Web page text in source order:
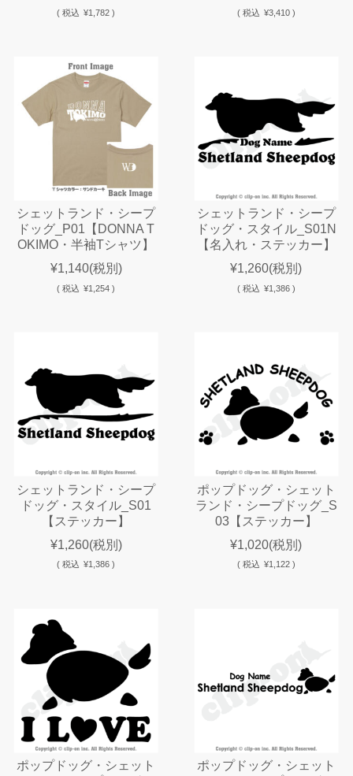
(税込 ¥1,782 ) ( 税込 ¥3,410 )
シェットランド・シープ
ドッグ_P01【DONNA T
OKIMO・半袖Tシャツ】
¥1,140(税別)
(税込 ¥1,254 )
シェットランド・シープ
ドッグ・スタイル_S01N
【名入れ・ステッカー】
¥1,260(税別)
( 税込 ¥1,386 )
シェットランド・シープ
ドッグ・スタイル_S01
【ステッカー】
¥1,260(税別)
(税込 ¥1,386 )
ポップドッグ・シェット
ランド・シープドッグ_S
03【ステッカー】
¥1,020(税別)
( 税込 ¥1,122 )
ポップドッグ・シェット
ポップドッグ・シェット